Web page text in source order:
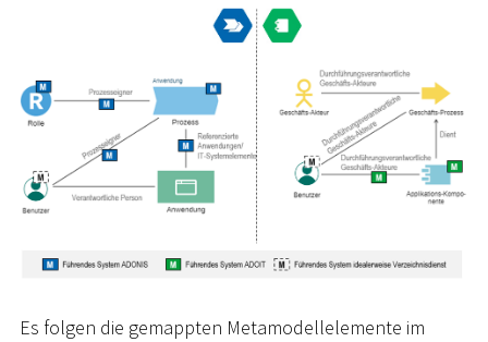
Es folgen die gemappten Metamodellelemente im